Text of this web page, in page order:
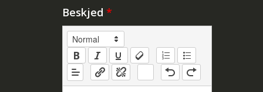
Beskjed *